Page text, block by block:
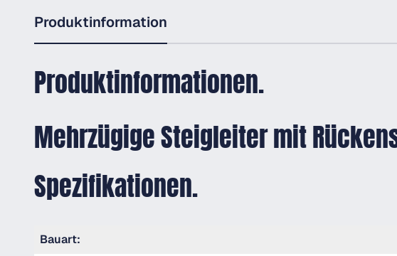
Produktinformation
Produktinformationen.
Mehrzügige Steigleiter mit
Spezifikationen.
Bauart: